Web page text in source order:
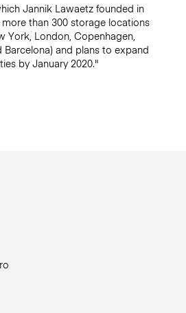
Jannik Lawaetz founded in
than 300 storage locations
York, London, Copenhagen,
Barcelona) and plans to expand
by January 2020."